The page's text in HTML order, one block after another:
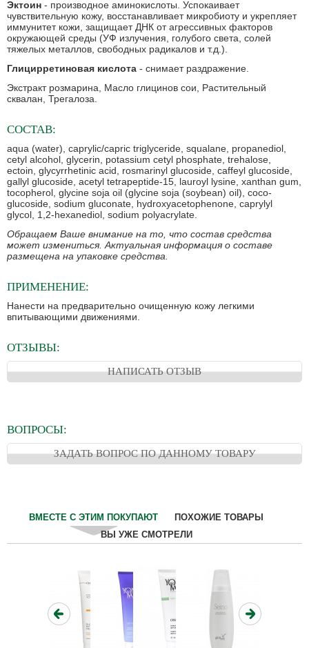
Эктоин - производное аминокислоты. Успокаивает
чувствительную кожу, восстанавливает микробиоту и укрепляет
иммунитет кожи, защищает ДНК от агрессивных факторов
окружающей среды (УФ излучения, голубого света, солей
тяжелых металлов, свободных радикалов и т.д.).
Глицирретиновая кислота - снимает раздражение.
Экстракт розмарина, Масло глицинов сои, Растительный
сквалан, Трегалоза.
СОСТАВ:
aqua (water), caprylic/capric triglyceride, squalane, propanediol,
cetyl alcohol, glycerin, potassium cetyl phosphate, trehalose,
ectoin, glycyrrhetinic acid, rosmarinyl glucoside, caffeyl glucoside,
gallyl glucoside, acetyl tetrapeptide-15, lauroyl lysine, xanthan gum,
tocopherol, glycine soja oil (glycine soja (soybean) oil), coco-
glucoside, sodium gluconate, hydroxyacetophenone, caprylyl
glycol, 1,2-hexanediol, sodium polyacrylate.
Обращаем Ваше внимание на то, что состав средства
может измениться. Актуальная информация о составе
размещена на упаковке средства.
ПРИМЕНЕНИЕ:
Нанести на предварительно очищенную кожу легкими
впитывающими движениями.
ОТЗЫВЫ:
НАПИСАТЬ ОТЗЫВ
ВОПРОСЫ:
ЗАДАТЬ ВОПРОС ПО ДАННОМУ ТОВАРУ
ВМЕСТЕ С ЭТИМ ПОКУПАЮТ
ПОХОЖИЕ ТОВАРЫ
ВЫ УЖЕ СМОТРЕЛИ